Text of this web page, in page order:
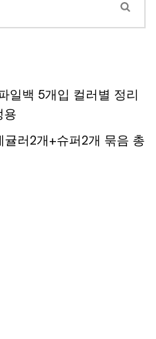
일백 5개입 컬러별 정리
용
러2개+슈퍼2개 묶음 총